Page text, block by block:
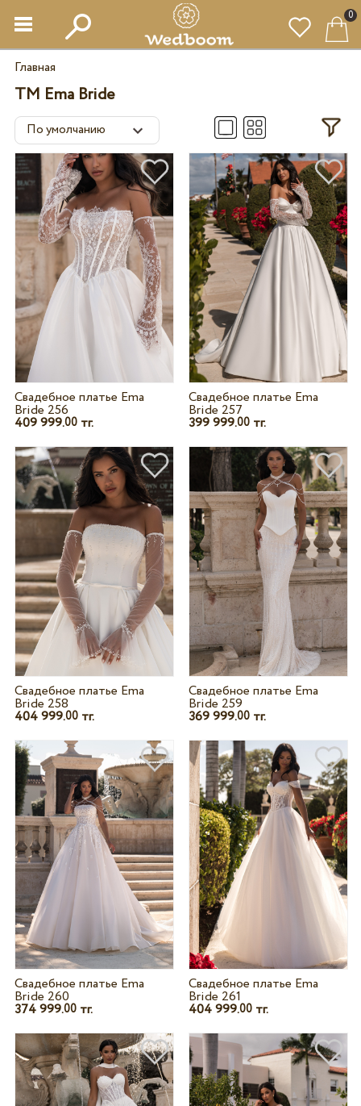
0
Главная
TM Ema Bride
Свадебное платье Ema
Bride 256
409 999.00тг.
Свадебное платье Ema
Bride 257
399 999.00 тг.
Свадебное платье Ema
Bride 258
404 999.00тг.
Свадебное платье Ema
Bride 259
369 999.00 тг.
Свадебное платье Ema
Bride 260
374 999.00тг.
Свадебное платье Ema
Bride 261
404 999.00 тг.